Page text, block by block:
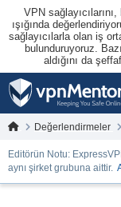
VPN
ışığında
sağlayıcılarla olan iş
bulunduruyoruz.
aldığını da
Değerlendirmeler
Editörün Notu:
aynı şirket grubuna aittir.